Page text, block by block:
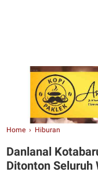
Home › Hiburan
Danlanal
Ditonton Seluruh